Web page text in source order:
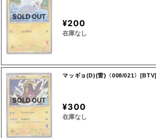
SOLD OUT
¥200
在庫なし
SOLD OUT
マッギョ(D){雷}〈008/021〉[BTV]
¥300
在庫なし